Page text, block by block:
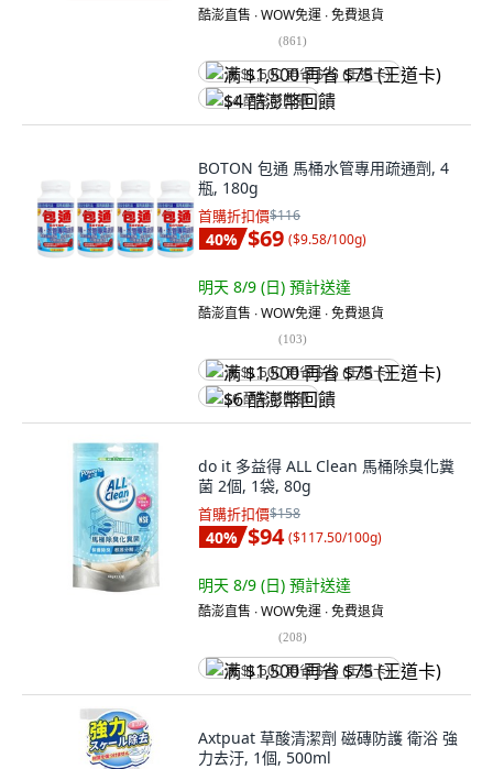
酷澎直售 ∙ WOW免運 ∙ 免費退貨
(861)
满 $1,500 再省 $75 (王道卡)
$4 酷澎幣回饋
BOTON 包通 馬桶水管專用疏通劑, 4
瓶, 180g
首購折扣價$116
40% $69 ($9.58/100g)
明天 8/9 (日) 預計送達
酷澎直售 ∙ WOW免運 ∙ 免費退貨
(103)
满 $1,500 再省 $75 (王道卡)
$6 酷澎幣回饋
do it 多益得 ALL Clean 馬桶除臭化糞
菌 2個, 1袋, 80g
首購折扣價$158
40% $94 ($117.50/100g)
明天 8/9 (日) 預計送達
酷澎直售 ∙ WOW免運 ∙ 免費退貨
(208)
满 $1,500 再省 $75 (王道卡)
Axtpuat 草酸清潔劑 磁磚防護 衛浴 強
力去汙, 1個, 500ml